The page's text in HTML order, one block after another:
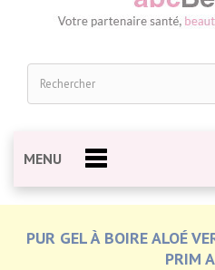
MENU
PUR GEL À BOIRE ALOÉ
PRIM